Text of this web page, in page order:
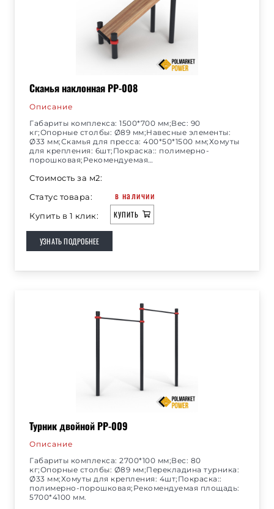
Скамья наклонная РР-008
Описание
Габариты комплекса: 1500*700 мм;Вес: 90
кг;Опорные столбы: Ø89 мм;Навесные элементы:
Ø33 мм;Скамья для пресса: 400*50*1500 мм;Хомуты
для крепления: 6шт;Покраска:: полимерно-
порошковая;Рекомендуемая…
Стоимость за м2:
Статус товара:
в наличии
Купить в 1 клик: КУПИТЬ
УЗНАТЬ ПОДРОБНЕЕ
Турник двойной РР-009
Описание
Габариты комплекса: 2700*100 мм;Вес: 80
кг;Опорные столбы: Ø89 мм;Перекладина турника:
Ø33 мм;Хомуты для крепления: 4шт;Покраска::
полимерно-порошковая;Рекомендуемая площадь:
5700*4100 мм.